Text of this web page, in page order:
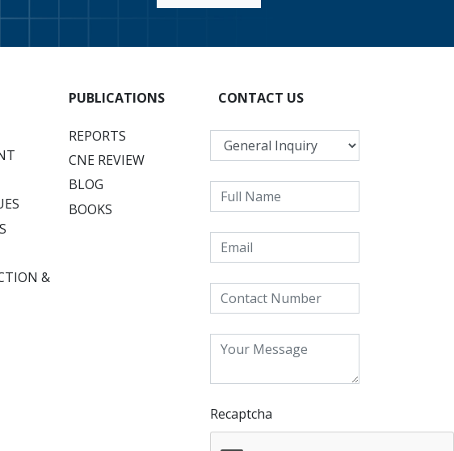
&
PUBLICATIONS
REPORTS
CNE REVIEW
BLOG
BOOKS
CONTACT US
Recaptcha